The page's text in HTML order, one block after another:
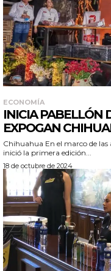
ECONOMÍA
INICIA PABELLÓN
EXPOGAN
Chihuahua En el marco de las actividades de EXPOGAN Chihuahua 2024,
inició la primera edición...
18 de octubre de 2024